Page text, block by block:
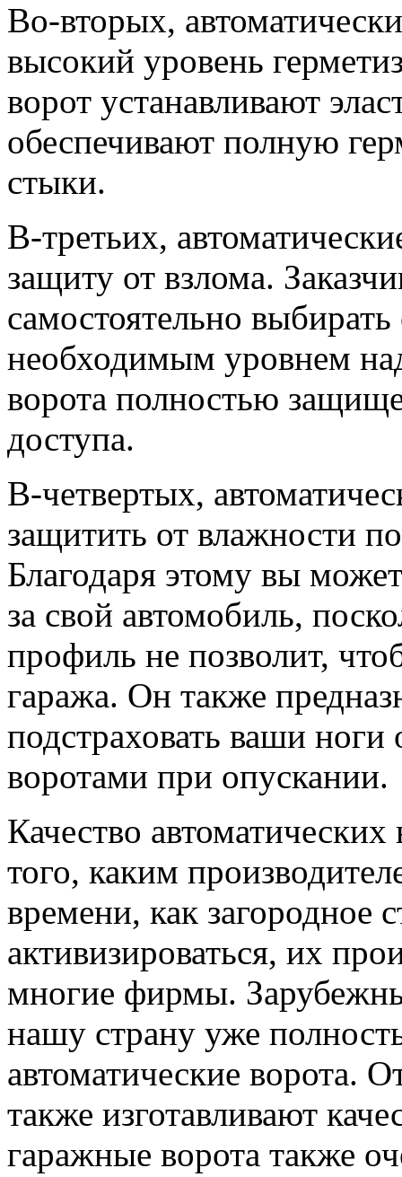
Во-вторых,
высокий уровень
ворот устанавливают
обеспечивают полную
стыки.
В-третьих,
защиту от взлома.
самостоятельно
необходимым уровнем
ворота полностью
доступа.
В-четвертых,
защитить от влажности
Благодаря этому вы
за свой автомобиль,
профиль не позволит,
гаража. Он также
подстраховать ваши
воротами при опускании.
Качество
того, каким
времени, как загородное
активизироваться, их
многие фирмы.
нашу страну уже
автоматические ворота.
также изготавливают
гаражные ворота также